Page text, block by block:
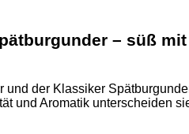
– süß
und der Klassiker
und Aromatik unterscheiden